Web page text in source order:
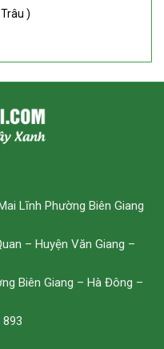
)
Lĩnh Phường Biên Giang
– Huyện Văn Giang –
Biên Giang – Hà Đông –
893